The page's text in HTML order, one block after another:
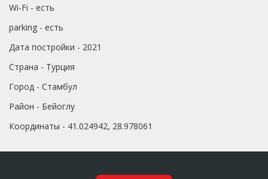
Wi-Fi - есть
parking - есть
Дата постройки - 2021
Страна - Турция
Город - Стамбул
Район - Бейоглу
Координаты - 41.024942, 28.978061